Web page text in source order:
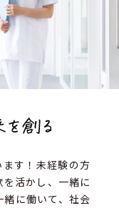
す！未経験の方
活かし、一緒に
緒に働いて、社会